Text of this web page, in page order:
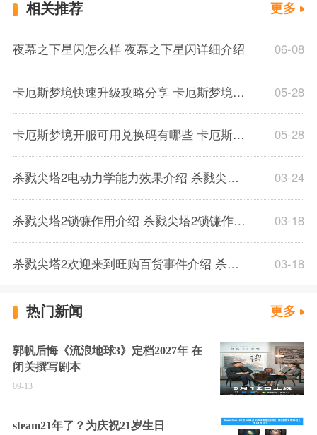
相关推荐 更多
夜幕之下星闪怎么样 夜幕之下星闪详细介绍 06-08
卡厄斯梦境快速升级攻略分享 卡厄斯梦境体力规划分配推荐介绍 05-28
卡厄斯梦境开服可用兑换码有哪些 卡厄斯梦境通用兑换码一览 05-28
杀戮尖塔2电动力学能力效果介绍 杀戮尖塔2电动力学能力效果解析一览 03-24
杀戮尖塔2锁镰作用介绍 杀戮尖塔2锁镰作用解析一览 03-18
杀戮尖塔2欢迎来到旺购百货事件介绍 杀戮尖塔2欢迎来到旺购百货事件解析 03-18
热门新闻 更多
郭帆后悔《流浪地球3》定档2027年 在
闭关撰写剧本
09-13
steam21年了？为庆祝21岁生日